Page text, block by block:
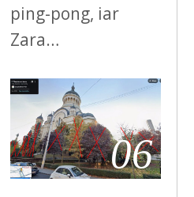
ping-pong, iar
Zara…
06